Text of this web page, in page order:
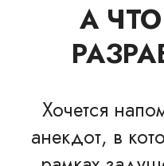
А
Хочется
анекдот, в